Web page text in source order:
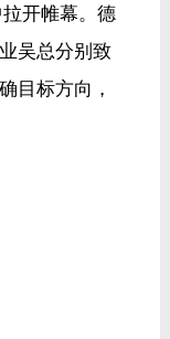
开帷幕。德
吴总分别致
目标方向，